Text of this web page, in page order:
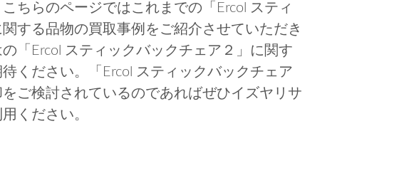
ちらのページではこれまでの「Ercol スティ
する品物の買取事例をご紹介させていただき
「Ercol スティックバックチェア２」に関す
ください。「Ercol スティックバックチェア
ご検討されているのであればぜひイズヤリサ
ください。